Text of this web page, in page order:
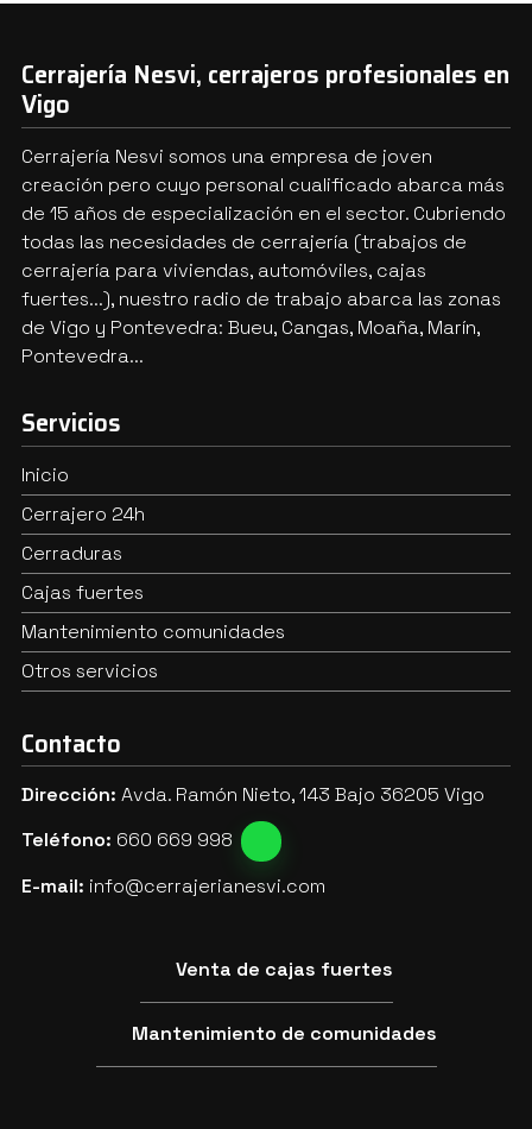
Cerrajería Nesvi, cerrajeros profesionales en
Vigo
Cerrajería Nesvi somos una empresa de joven
creación pero cuyo personal cualificado abarca más
de 15 años de especialización en el sector. Cubriendo
todas las necesidades de cerrajería (trabajos de
cerrajería para viviendas, automóviles, cajas
fuertes...), nuestro radio de trabajo abarca las zonas
de Vigo y Pontevedra: Bueu, Cangas, Moaña, Marín,
Pontevedra...
Servicios
Inicio
Cerrajero 24h
Cerraduras
Cajas fuertes
Mantenimiento comunidades
Otros servicios
Contacto
Dirección: Avda. Ramón Nieto, 143 Bajo 36205 Vigo
Teléfono: 660 669 998
E-mail: info@cerrajerianesvi.com
Venta de cajas fuertes
Mantenimiento de comunidades